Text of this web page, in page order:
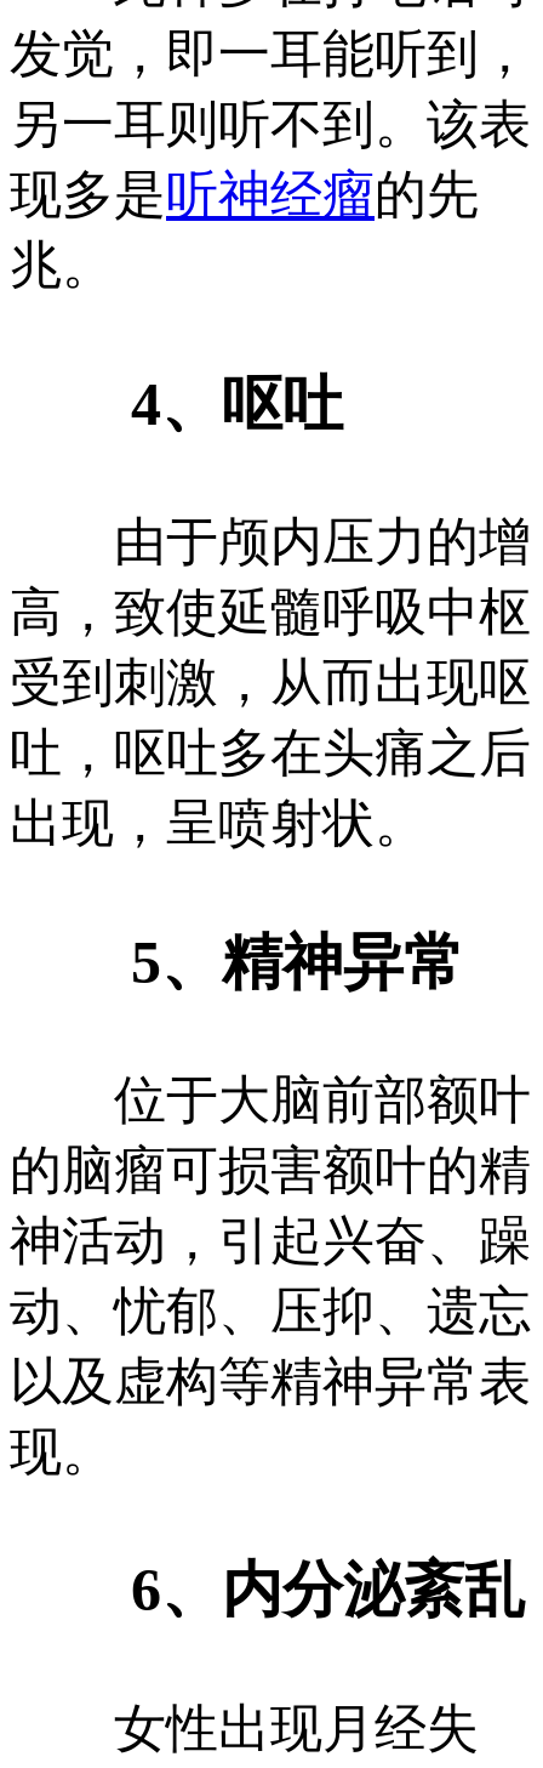
发觉，即一耳能听到，
另一耳则听不到。该表
现多是听神经瘤的先
兆。
4、呕吐
由于颅内压力的增
高，致使延髓呼吸中枢
受到刺激，从而出现呕
吐，呕吐多在头痛之后
出现，呈喷射状。
5、精神异常
位于大脑前部额叶
的脑瘤可损害额叶的精
神活动，引起兴奋、躁
动、忧郁、压抑、遗忘
以及虚构等精神异常表
现。
6、内分泌紊乱
女性出现月经失